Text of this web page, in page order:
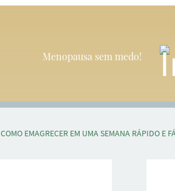
Menopausa sem medo!
COMO EMAGRECER EM UMA SEMANA RÁPIDO E